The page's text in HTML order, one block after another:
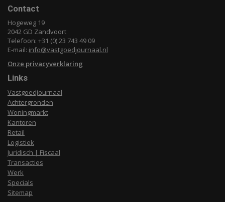
Contact
Hogeweg 19
2042 GD Zandvoort
Telefoon: +31 (0) 23 743 49 09
E-mail: info@vastgoedjournaal.nl
Onze privacyverklaring
Links
Vastgoedjournaal
Achtergronden
Woningmarkt
Kantoren
Retail
Logistiek
Juridisch | Fiscaal
Transacties
Werk
Specials
Sitemap